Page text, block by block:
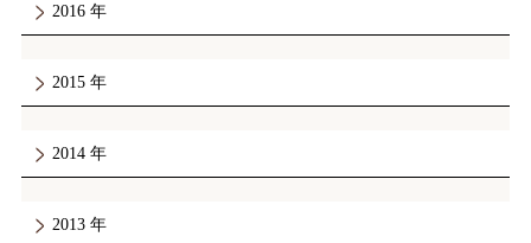
2016
2015
2014
2013